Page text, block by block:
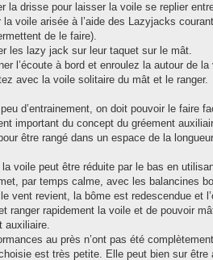
la drisse pour laisser la voile se replier
la voile arisée à l’aide des Lazyjacks
de le faire).
les lazy jack sur leur taquet sur le mât.
l’écoute à bord et enroulez la autour de
avec la voile solitaire du mât et le ranger.
d’entrainement, on doit pouvoir le faire
important du concept du gréement
être rangé dans un espace de la
la voile peut être réduite par le bas en
par temps calme, avec les balancines
vent revient, la bôme est redescendue et
ranger rapidement la voile et de pouvoir
auxiliaire.
au près n’ont pas été
est très petite. Elle peut bien sur